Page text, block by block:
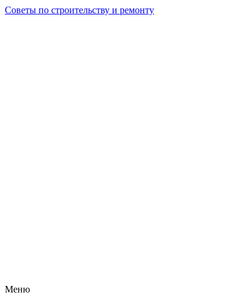
Советы по строительству и ремонту
Меню